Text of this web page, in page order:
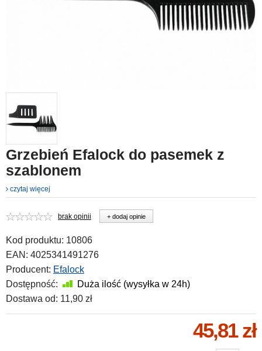
Grzebień Efalock do pasemek z
szablonem
czytaj więcej
brak opinii + dodaj opinie
Kod produktu: 10806
EAN: 4025341491276
Producent: Efalock
Dostępność:
Duża ilość (wysyłka w 24h)
Dostawa od: 11,90 zł
45,81 zł